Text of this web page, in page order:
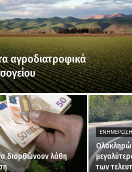
αγροδιατροφικά
διορθώνουν λάθη
των